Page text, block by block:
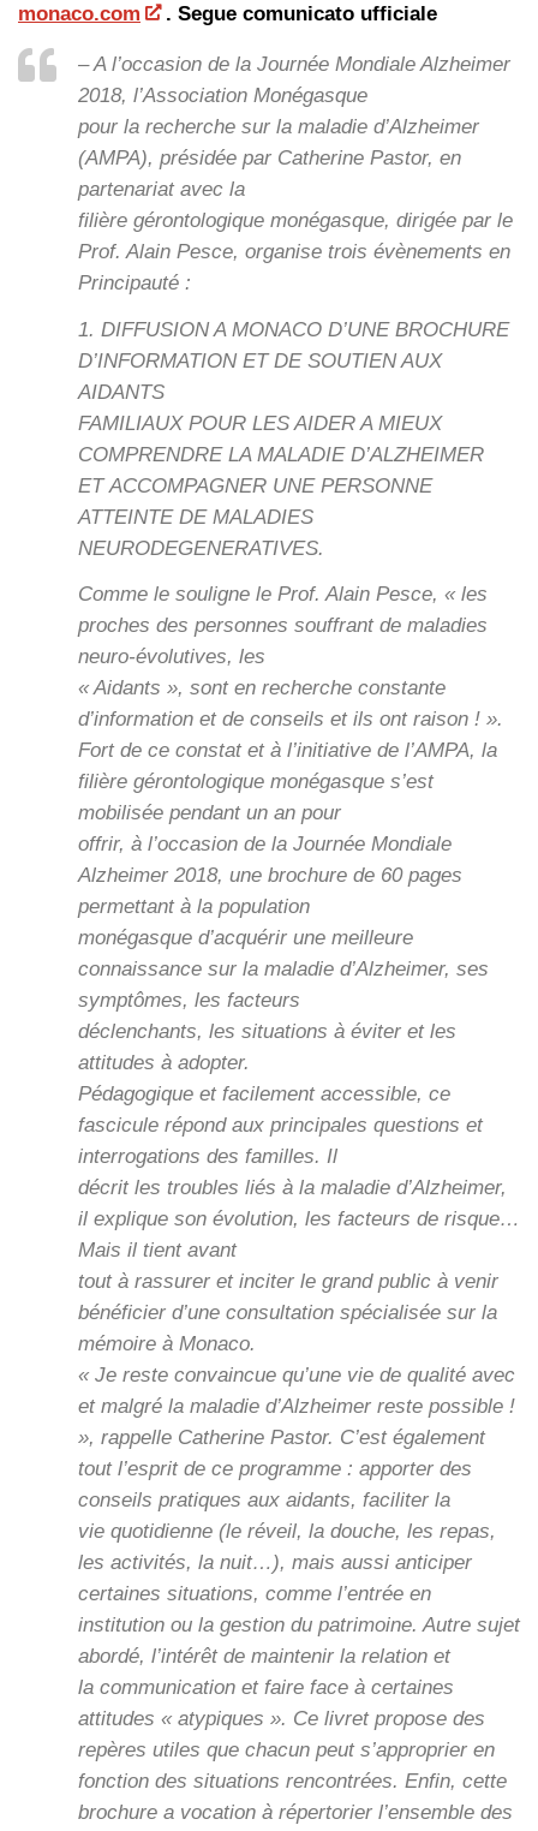
monaco.com
. Segue comunicato ufficiale
– A l’occasion de la Journée Mondiale Alzheimer
2018, l’Association Monégasque
pour la recherche sur la maladie d’Alzheimer
(AMPA), présidée par Catherine Pastor, en
partenariat avec la
filière gérontologique monégasque, dirigée par le
Prof. Alain Pesce, organise trois évènements en
Principauté :
1. DIFFUSION A MONACO D’UNE BROCHURE
D’INFORMATION ET DE SOUTIEN AUX
AIDANTS
FAMILIAUX POUR LES AIDER A MIEUX
COMPRENDRE LA MALADIE D’ALZHEIMER
ET ACCOMPAGNER UNE PERSONNE
ATTEINTE DE MALADIES
NEURODEGENERATIVES.
Comme le souligne le Prof. Alain Pesce, « les
proches des personnes souffrant de maladies
neuro-évolutives, les
« Aidants », sont en recherche constante
d’information et de conseils et ils ont raison ! ».
Fort de ce constat et à l’initiative de l’AMPA, la
filière gérontologique monégasque s’est
mobilisée pendant un an pour
offrir, à l’occasion de la Journée Mondiale
Alzheimer 2018, une brochure de 60 pages
permettant à la population
monégasque d’acquérir une meilleure
connaissance sur la maladie d’Alzheimer, ses
symptômes, les facteurs
déclenchants, les situations à éviter et les
attitudes à adopter.
Pédagogique et facilement accessible, ce
fascicule répond aux principales questions et
interrogations des familles. Il
décrit les troubles liés à la maladie d’Alzheimer,
il explique son évolution, les facteurs de risque…
Mais il tient avant
tout à rassurer et inciter le grand public à venir
bénéficier d’une consultation spécialisée sur la
mémoire à Monaco.
« Je reste convaincue qu’une vie de qualité avec
et malgré la maladie d’Alzheimer reste possible !
», rappelle Catherine Pastor. C’est également
tout l’esprit de ce programme : apporter des
conseils pratiques aux aidants, faciliter la
vie quotidienne (le réveil, la douche, les repas,
les activités, la nuit…), mais aussi anticiper
certaines situations, comme l’entrée en
institution ou la gestion du patrimoine. Autre sujet
abordé, l’intérêt de maintenir la relation et
la communication et faire face à certaines
attitudes « atypiques ». Ce livret propose des
repères utiles que chacun peut s’approprier en
fonction des situations rencontrées. Enfin, cette
brochure a vocation à répertorier l’ensemble des